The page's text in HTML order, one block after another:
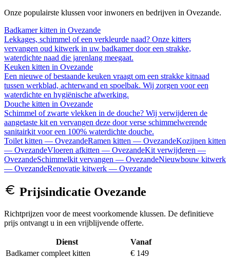
Onze populairste klussen voor inwoners en bedrijven in Ovezande.
Badkamer kitten in Ovezande
Lekkages, schimmel of een verkleurde naad? Onze kitters
vervangen oud kitwerk in uw badkamer door een strakke,
waterdichte naad die jarenlang meegaat.
Keuken kitten in Ovezande
Een nieuwe of bestaande keuken vraagt om een strakke kitnaad
tussen werkblad, achterwand en spoelbak. Wij zorgen voor een
waterdichte en hygiënische afwerking.
Douche kitten in Ovezande
Schimmel of zwarte vlekken in de douche? Wij verwijderen de
aangetaste kit en vervangen deze door verse schimmelwerende
sanitairkit voor een 100% waterdichte douche.
Toilet kitten — OvezandeRamen kitten — OvezandeKozijnen kitten
— OvezandeVloeren afkitten — OvezandeKit verwijderen —
OvezandeSchimmelkit vervangen — OvezandeNieuwbouw kitwerk
— OvezandeRenovatie kitwerk — Ovezande
Prijsindicatie Ovezande
Richtprijzen voor de meest voorkomende klussen. De definitieve
prijs ontvangt u in een vrijblijvende offerte.
Dienst
Vanaf
Badkamer compleet kitten
€ 149